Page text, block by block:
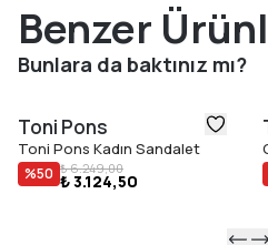
Benzer
Bunlara da baktınız mı?
Toni Pons
Toni Pons Kadın Sandalet
%50 ₺ 6.249,00
₺ 3.124,50